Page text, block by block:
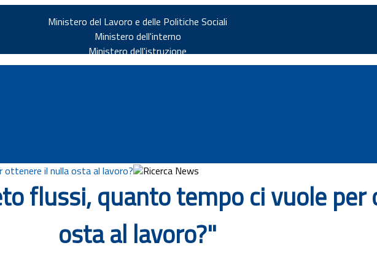
Ministero del Lavoro e delle Politiche Sociali
Ministero dell'interno
Ministero dell'istruzione
il nulla osta al lavoro? Ricerca News
flussi, quanto tempo ci vuole
osta al lavoro?"